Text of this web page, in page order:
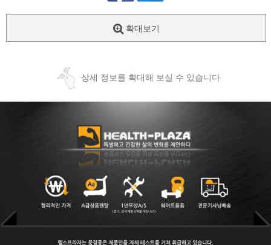
확대보기
상세 정보를 확대해 보실 수 있습니다